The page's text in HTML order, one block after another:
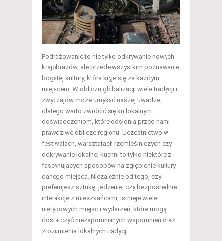
Podróżowanie to nie tylko odkrywanie nowych
krajobrazów, ale przede wszystkim poznawanie
bogatej kultury, która kryje się za każdym
miejscem. W obliczu globalizacji wiele tradycji i
zwyczajów może umykać naszej uwadze,
dlatego warto zwrócić się ku lokalnym
doświadczeniom, które odsłonią przed nami
prawdziwe oblicze regionu. Uczestnictwo w
festiwalach, warsztatach rzemieślniczych czy
odkrywanie lokalnej kuchni to tylko niektóre z
fascynujących sposobów na zgłębienie kultury
danego miejsca. Niezależnie od tego, czy
preferujesz sztukę, jedzenie, czy bezpośrednie
interakcje z mieszkańcami, istnieje wiele
nietypowych miejsc i wydarzeń, które mogą
dostarczyć niezapomnianych wspomnień oraz
zrozumienia lokalnych tradycji.